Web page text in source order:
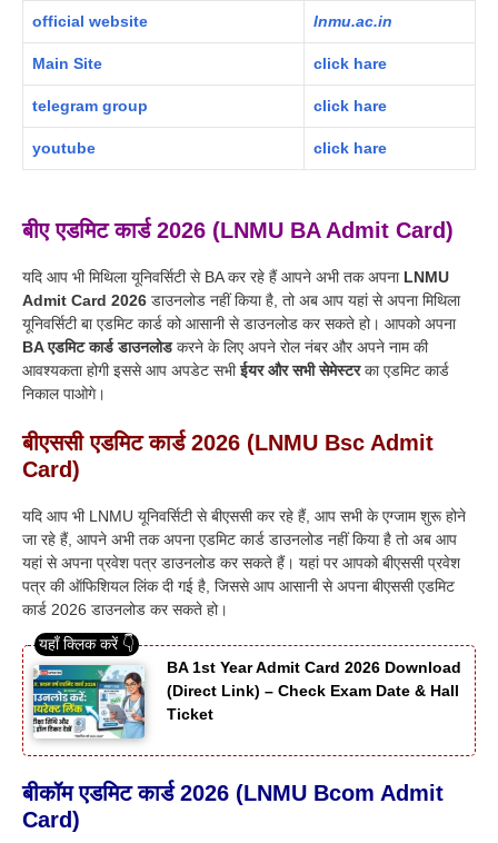
official website lnmu.ac.in
Main Site click hare
telegram group click hare
youtube click hare
बीए एडमिट कार्ड 2026 (LNMU BA Admit Card)
यदि आप भी मिथिला यूनिवर्सिटी से BA कर रहे हैं आपने अभी तक अपना LNMU
Admit Card 2026 डाउनलोड नहीं किया है, तो अब आप यहां से अपना मिथिला
यूनिवर्सिटी बा एडमिट कार्ड को आसानी से डाउनलोड कर सकते हो। आपको अपना
BA एडमिट कार्ड डाउनलोडकरने के लिए अपने रोल नंबर और अपने नाम की
आवश्यकता होगी इससे आप अपडेट सभीईयर और सभी सेमेस्टरका एडमिट कार्ड
निकाल पाओगे।
बीएससी एडमिट कार्ड 2026 (LNMU Bsc Admit
Card)
यदि आप भी LNMU यूनिवर्सिटी से बीएससी कर रहे हैं, आप सभी के एग्जाम शुरू होने
जा रहे हैं, आपने अभी तक अपना एडमिट कार्ड डाउनलोड नहीं किया है तो अब आप
यहां से अपना प्रवेश पत्र डाउनलोड कर सकते हैं। यहां पर आपको बीएससी प्रवेश
पत्र की ऑफिशियल लिंक दी गई है, जिससे आप आसानी से अपना बीएससी एडमिट
कार्ड 2026 डाउनलोड कर सकते हो।
BA 1st Year Admit Card 2026 Download
(Direct Link) – Check Exam Date & Hall
Ticket
बीकॉम एडमिट कार्ड 2026 (LNMU Bcom Admit
Card)